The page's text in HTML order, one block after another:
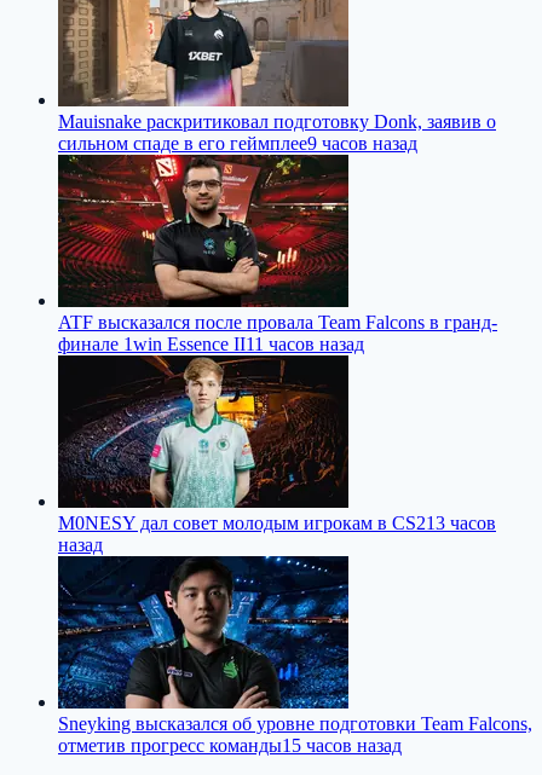
Mauisnake раскритиковал подготовку Donk, заявив о
сильном спаде в его геймплее9 часов назад
ATF высказался после провала Team Falcons в гранд-
финале 1win Essence II11 часов назад
M0NESY дал совет молодым игрокам в CS213 часов
назад
Sneyking высказался об уровне подготовки Team Falcons,
отметив прогресс команды15 часов назад